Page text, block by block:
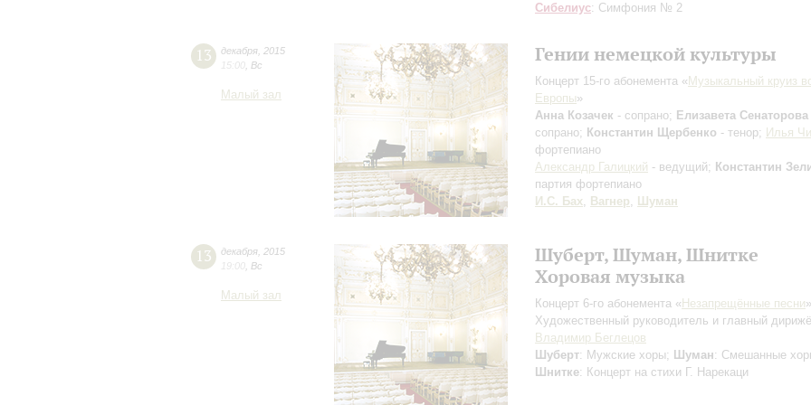
Сибелиус: Симфония № 2
13 декабря 2015
15:00 Вс
Малый зал
Гении немецкой культуры
Концерт 15-го абонемента « Музыкальный круиз
Европы»
Анна Козачек - сопрано; Елизавета Сенаторова
сопрано; Константин Щербенко - тенор; Илья
фортепиано
Александр Галицкий - ведущий; Константин
партия фортепиано
И.С. Бах, Вагнер, Шуман
13 декабря 2015
19:00 Вс
Малый зал
Шуберт, Шуман, Шнитке
Хоровая музыка
Концерт 6-го абонемента « Незапрещённые песни»
Художественный руководитель и главный
Владимир Беглецов
Шуберт: Мужские хоры; Шуман: Смешанные
Шнитке: Концерт на стихи Г. Нарекаци